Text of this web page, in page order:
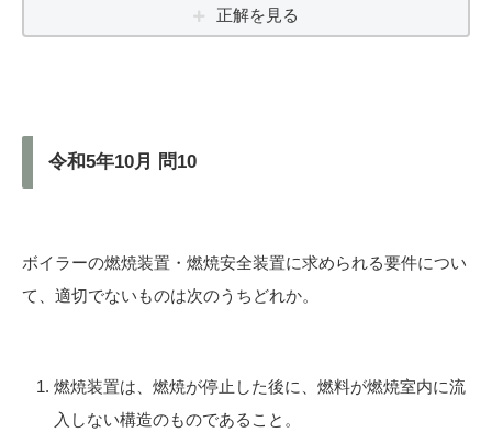
正解を見る
令和5年10月 問10
ボイラーの燃焼装置・燃焼安全装置に求められる要件につい
て、適切でないものは次のうちどれか。
燃焼装置は、燃焼が停止した後に、燃料が燃焼室内に流
入しない構造のものであること。